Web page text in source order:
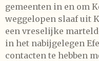
gemeenten in en om
weggelopen slaaf uit
een vreselijke
in het nabijgelegen
contacten te hebben